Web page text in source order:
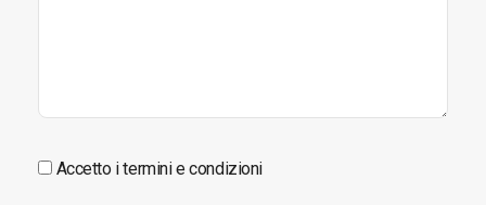
Accetto i termini e condizioni